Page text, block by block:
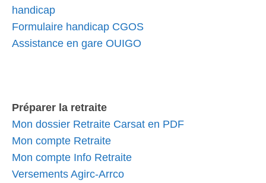
handicap
Formulaire handicap CGOS
Assistance en gare OUIGO
Préparer la retraite
Mon dossier Retraite Carsat en PDF
Mon compte Retraite
Mon compte Info Retraite
Versements Agirc-Arrco